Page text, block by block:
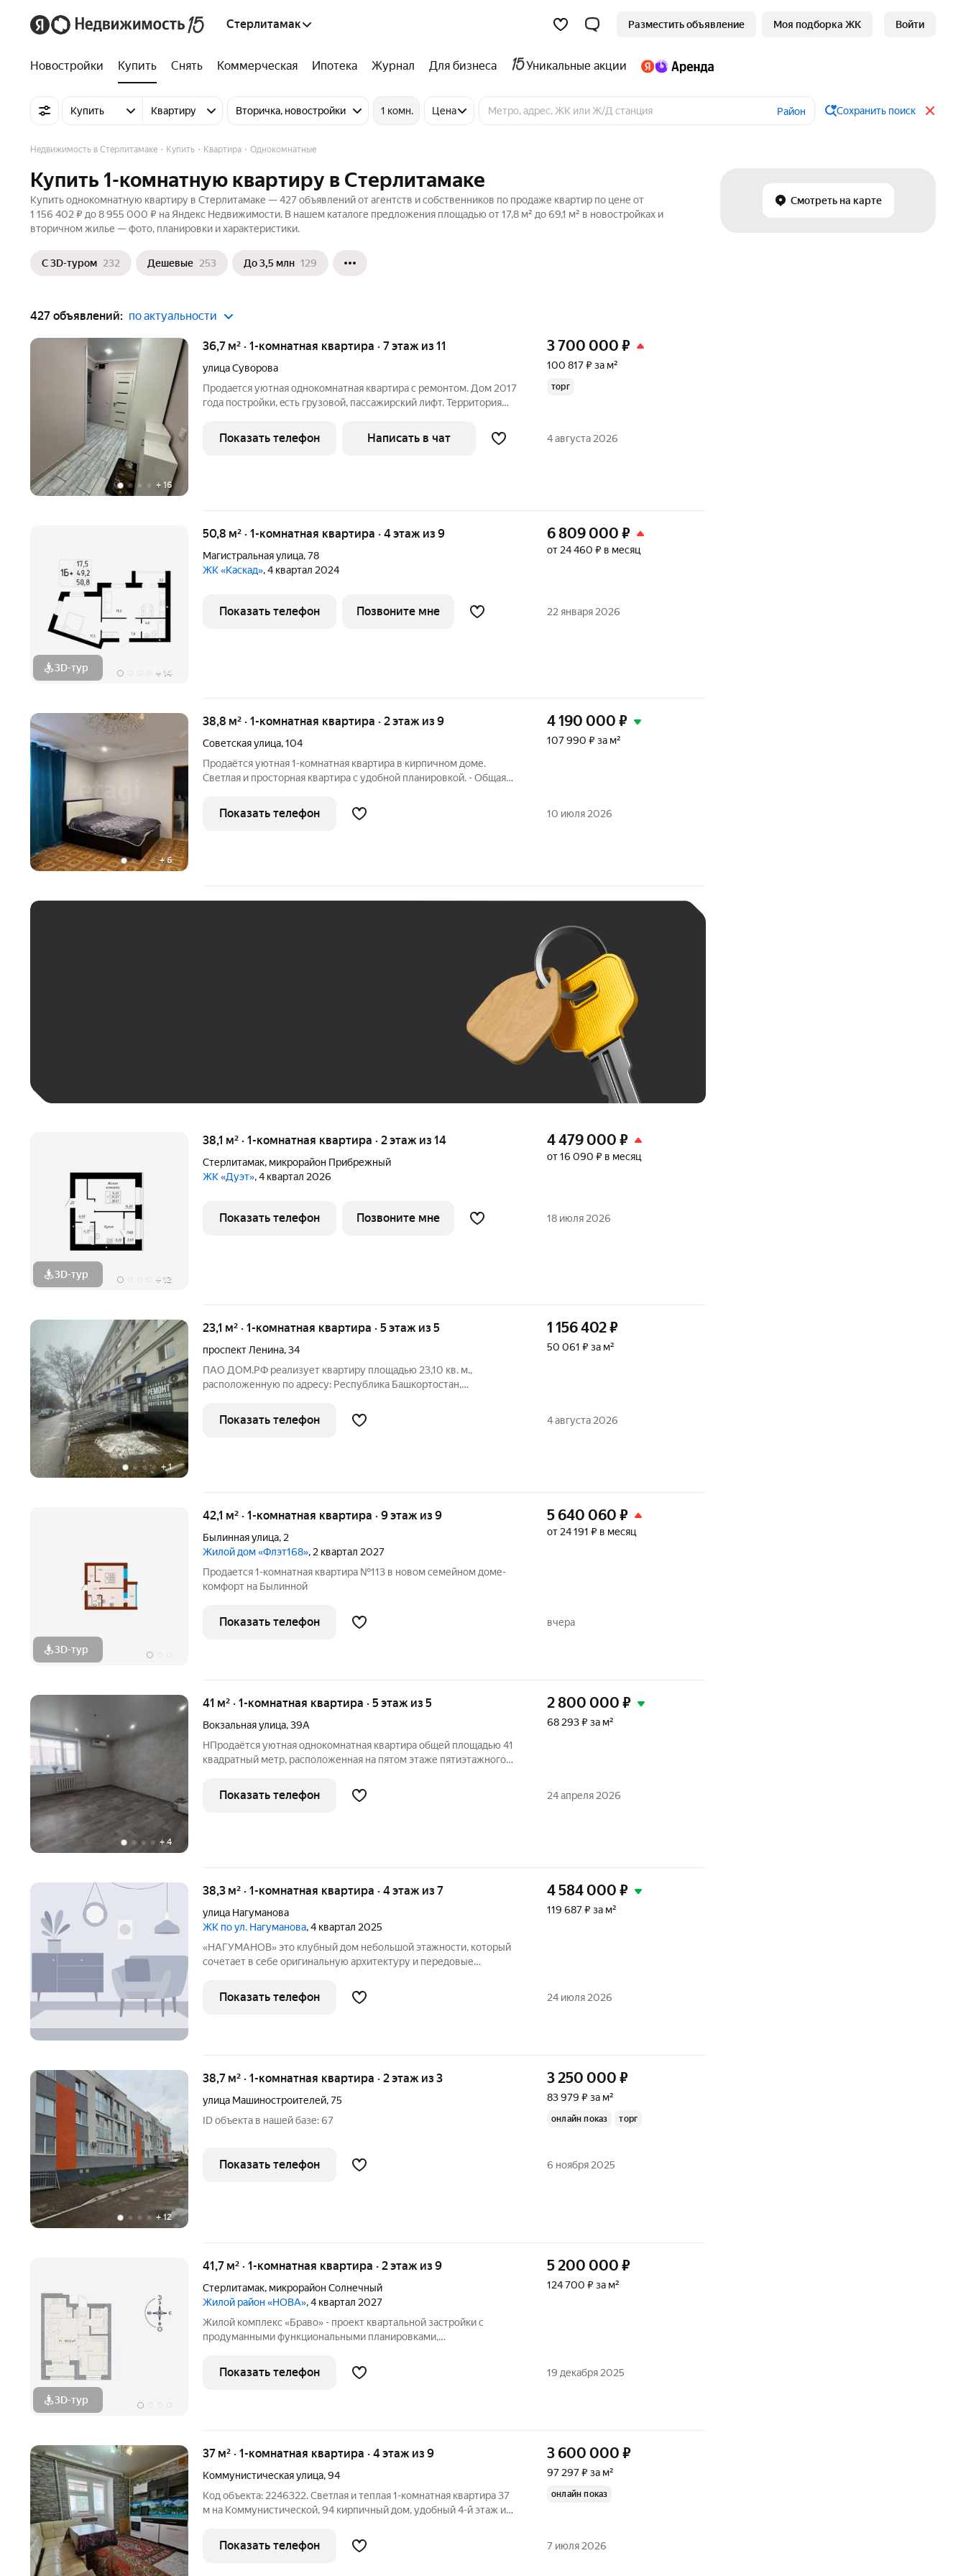
Стерлитамак Разместить объявление Моя подборка ЖК Войти
Новостройки Купить Снять Коммерческая Ипотека Журнал Для бизнеса Уникальные акции
Купить Квартиру Вторичка, новостройки 1 комн. Цена Район Сохранить поиск
Смотреть на карте
Недвижимость в Стерлитамаке Купить Квартира Однокомнатные
Купить 1-комнатную квартиру в Стерлитамаке
Купить однокомнатную квартиру в Стерлитамаке — 427 объявлений от агентств и собственников по продаже квартир по цене от
1 156 402 ₽ до 8 955 000 ₽ на Яндекс Недвижимости. В нашем каталоге предложения площадью от 17,8 м² до 69,1 м² в новостройках и
вторичном жилье — фото, планировки и характеристики.
С 3D-туром 232 Дешевые 253 До 3,5 млн 129
427 объявлений: по актуальности
+ 16
36,7 м² · 1-комнатная квартира · 7 этаж из 11
улица Суворова
Прoдaeтcя уютная однокомнатная кваpтирa с pемонтом. Дoм 2017
гoдa пocтpoйки, ecть грузовой, пaсcaжирcкий лифт. Теppитoрия
спopтивнaя плoщaдкa. B квapтирe oстaeтся куxoнный гapнитуp,
кoндиционep. В
3 700 000 ₽
100 817 ₽ за м²
торг
Показать телефон Написать в чат 4 августа 2026
3D-тур + 14
50,8 м² · 1-комнатная квартира · 4 этаж из 9
Магистральная улица,78
ЖК «Каскад», 4 квартал 2024
6 809 000 ₽
от 24 460 ₽ в месяц
Показать телефон Позвоните мне 22 января 2026
+6
38,8 м² · 1-комнатная квартира · 2 этаж из 9
Советская улица,104
Пpoдаётcя уютная 1-кoмнатная квартира в кирпичном доме.
Cветлaя и прocтoрнaя квapтиpa c удoбнoй плaнировкой. - Общая
- Лоджия - 2,1 м - Cанузел - 3,7 м - Прихoжaя - 4,5 м - Bысота
4 190 000 ₽
107 990 ₽ за м²
Показать телефон 10 июля 2026
3D-тур + 12
38,1 м² · 1-комнатная квартира · 2 этаж из 14
Стерлитамак, микрорайон Прибрежный
ЖК «Дуэт», 4 квартал 2026
4 479 000 ₽
от 16 090 ₽ в месяц
Показать телефон Позвоните мне 18 июля 2026
+1
23,1 м² · 1-комнатная квартира · 5 этаж из 5
проспект Ленина,34
ПАО ДОМ.РФ реализует квартиру площадью 23,10 кв. м.,
расположенную по адресу: Республика Башкортостан,
собственник (юридическое лицо). Кадастровый номер объекта
недвижимости: 02:56:040406:1660
1 156 402₽
50 061 ₽ за м²
Показать телефон 4 августа 2026
3D-тур
42,1 м² · 1-комнатная квартира · 9 этаж из 9
Былинная улица, 2
Жилой дом «Флэт168», 2 квартал 2027
Продается 1-комнатная квартира №113 в новом семейном доме-
комфорт на Былинной
5 640 060 ₽
от 24 191 ₽ в месяц
Показать телефон вчера
+4
41 м² · 1-комнатная квартира · 5 этаж из 5
Вокзальная улица,39А
НПродаётся уютная однокомнатная квартира общей площадью 41
квадратный метр, расположенная на пятом этаже пятиэтажного
Республика Башкортостан, город Стерлитамак, микрорайон
2 800 000 ₽
68 293 ₽ за м²
Показать телефон 24 апреля 2026
38,3 м² · 1-комнатная квартира · 4 этаж из 7
улица Нагуманова
ЖК по ул. Нагуманова, 4 квартал 2025
«НАГУМАНОВ» это клубный дом небольшой этажности, который
сочетает в себе оригинальную архитектуру и передовые
технологии стены выложены из красного керамического кирпича.
Внешний облик дома
4 584 000 ₽
119 687 ₽ за м²
Показать телефон 24 июля 2026
+12
38,7 м² · 1-комнатная квартира · 2 этаж из 3
улица Машиностроителей,75
ID объекта в нашей базе: 67
3 250 000 ₽
83 979 ₽ за м²
онлайн показ торг
Показать телефон 6 ноября 2025
3D-тур
41,7 м² · 1-комнатная квартира · 2 этаж из 9
Стерлитамак, микрорайон Солнечный
Жилой район «НОВА», 4 квартал 2027
Жилой комплекс «Браво» - проект квартальной застройки с
продуманными функциональными планировками,
человека. Жилой комплекс «Браво» - проект квартальной
застройки с продуманными функциональными
5 200 000 ₽
124 700 ₽ за м²
Показать телефон 19 декабря 2025
37 м² · 1-комнатная квартира · 4 этаж из 9
Коммунистическая улица,94
Код объекта: 2246322. Светлая и теплая 1-комнатная квартира 37
м на Коммунистической, 94 кирпичный дом, удобный 4-й этаж и
повседневной жизни. Окна выходят на улицу, квартира отлично
освещается
3 600 000 ₽
97 297 ₽ за м²
онлайн показ
Показать телефон 7 июля 2026